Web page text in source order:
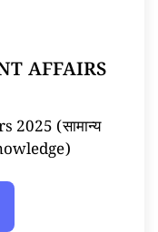
AFFAIRS
(सामान्य